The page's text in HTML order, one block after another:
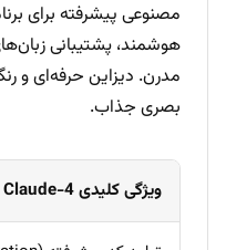
مصنوعی پیشرفته برای
هوشمند، پشتیبانی
مدرن. دیزاین حرفه‌ای و
بصری جذاب.
ویژگی کلیدی Claude-4